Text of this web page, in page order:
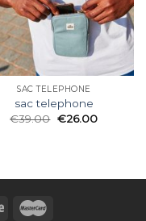
SAC TELEPHONE
sac telephone
€39.00 €26.00